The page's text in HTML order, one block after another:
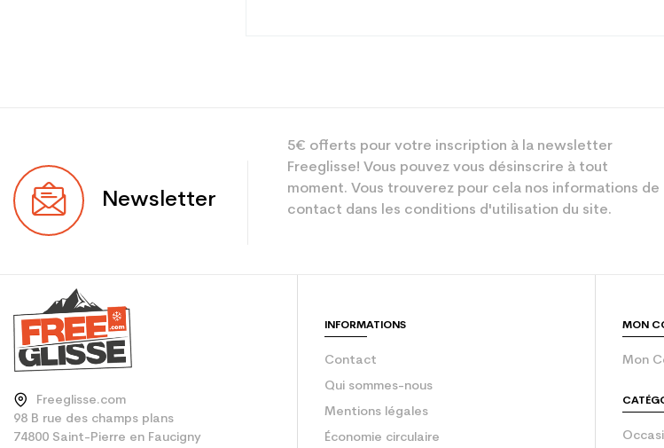
Utilisateur
Niveau
Newsletter
5€ offerts pour votre inscription à la newsletter
Freeglisse! Vous pouvez vous désinscrire à tout
moment. Vous trouverez pour cela nos informations de
contact dans les conditions d'utilisation du site.
Freeglisse.com
98 B rue des champs plans
74800 Saint-Pierre en Faucigny
INFORMATIONS
Contact
Qui sommes-nous
Mentions légales
Économie circulaire
MON
Mon